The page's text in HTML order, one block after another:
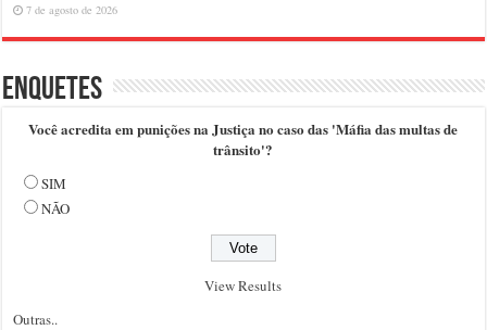
7 de agosto de 2026
Enquetes
Você acredita em punições na Justiça no caso das 'Máfia das multas de
trânsito'?
SIM
NÃO
View Results
Outras..